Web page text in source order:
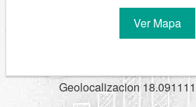
Ver Mapa
Geolocalizacion